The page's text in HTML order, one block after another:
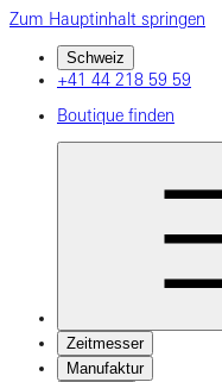
Zum Hauptinhalt springen
Schweiz
+41 44 218 59 59
Boutique finden
Zeitmesser
Manufaktur